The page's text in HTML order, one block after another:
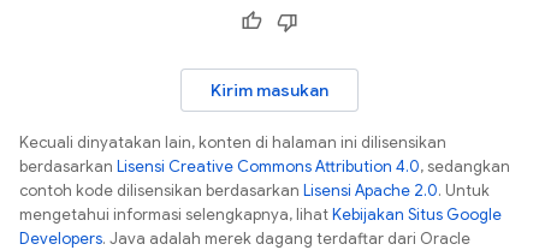
Kirim masukan
Kecuali dinyatakan lain, konten di halaman ini dilisensikan
berdasarkan Lisensi Creative Commons Attribution 4.0, sedangkan
contoh kode dilisensikan berdasarkan Lisensi Apache 2.0. Untuk
mengetahui informasi selengkapnya, lihatKebijakan Situs Google
Developers. Java adalah merek dagang terdaftar dari Oracle